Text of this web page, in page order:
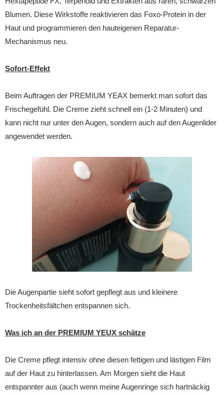
Blumen. Diese Wirkstoffe reaktivieren das Foxo-Protein in der
Haut und programmieren den hauteigenen Reparatur-
Mechanismus neu.
Sofort-Effekt
Beim Auftragen der PREMIUM YEAX bemerkt man sofort das
Frischegefühl. Die Creme zieht schnell ein (1-2 Minuten) und
kann nicht nur unter den Augen, sondern auch auf den Augenlider
angewendet werden.
Die Augenpartie sieht sofort gepflegt aus und kleinere
Trockenheitsfältchen entspannen sich.
Was ich an der PREMIUM YEUX schätze
Die Creme pflegt intensiv ohne diesen fettigen und lästigen Film
auf der Haut zu hinterlassen. Am Morgen sieht die Haut
entspannter aus (auch wenn meine Augenringe sich hartnäckig